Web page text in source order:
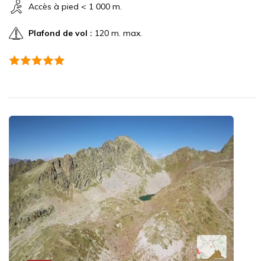
Accès à pied < 1 000 m.
Plafond de vol : 120 m. max.